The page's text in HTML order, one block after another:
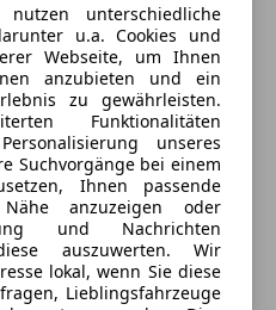
Funkfernbedienung
AT
unterschiedliche
u.a. Cookies und
Webseite, um Ihnen
anzubieten und ein
zu gewährleisten.
Funktionalitäten
unseres
Suchvorgänge bei einem
Ihnen passende
anzuzeigen oder
und Nachrichten
auszuwerten. Wir
lokal, wenn Sie diese
Lieblingsfahrzeuge